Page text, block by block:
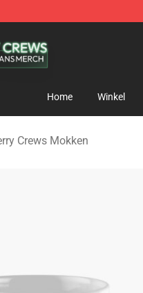
Home Winkel
Crews Mokken